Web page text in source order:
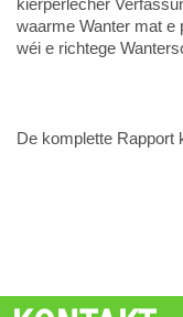
kierperlecher
waarme Wanter mat e
wéi e richtege
De komplette Rapport